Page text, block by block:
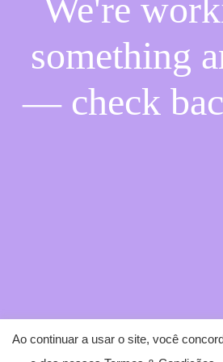
We're
something
— check
Ao continuar a usar o site, você